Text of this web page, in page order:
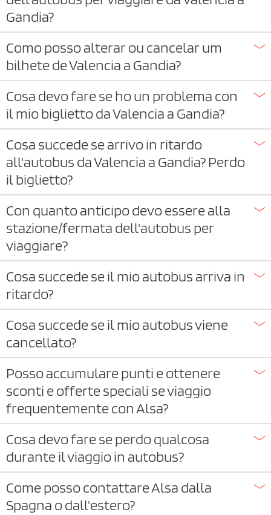
Gandia?
Como posso alterar ou cancelar um
bilhete de Valencia a Gandia?
Cosa devo fare se ho un problema con
il mio biglietto da Valencia a Gandia?
Cosa succede se arrivo in ritardo
all'autobus da Valencia a Gandia? Perdo
il biglietto?
Con quanto anticipo devo essere alla
stazione/fermata dell'autobus per
viaggiare?
Cosa succede se il mio autobus arriva in
ritardo?
Cosa succede se il mio autobus viene
cancellato?
Posso accumulare punti e ottenere
sconti e offerte speciali se viaggio
frequentemente con Alsa?
Cosa devo fare se perdo qualcosa
durante il viaggio in autobus?
Come posso contattare Alsa dalla
Spagna o dall'estero?